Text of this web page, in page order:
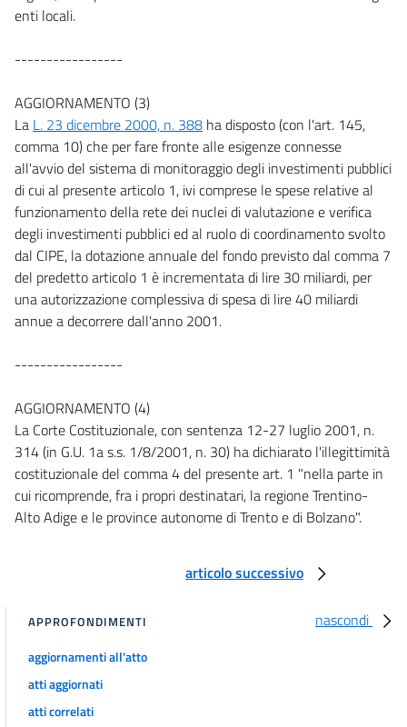
enti locali.
-----------------
AGGIORNAMENTO (3)
La L. 23 dicembre 2000, n. 388 ha disposto (con l'art. 145,
comma 10) che per fare fronte alle esigenze connesse
all'avvio del sistema di monitoraggio degli investimenti pubblici
di cui al presente articolo 1, ivi comprese le spese relative al
funzionamento della rete dei nuclei di valutazione e verifica
degli investimenti pubblici ed al ruolo di coordinamento svolto
dal CIPE, la dotazione annuale del fondo previsto dal comma 7
del predetto articolo 1 è incrementata di lire 30 miliardi, per
una autorizzazione complessiva di spesa di lire 40 miliardi
annue a decorrere dall'anno 2001.
-----------------
AGGIORNAMENTO (4)
La Corte Costituzionale, con sentenza 12-27 luglio 2001, n.
314 (in G.U. 1a s.s. 1/8/2001, n. 30) ha dichiarato l'illegittimità
costituzionale del comma 4 del presente art. 1 "nella parte in
cui ricomprende, fra i propri destinatari, la regione Trentino-
Alto Adige e le province autonome di Trento e di Bolzano".
articolo successivo
nascondi
APPROFONDIMENTI
aggiornamenti all'atto
atti aggiornati
atti correlati